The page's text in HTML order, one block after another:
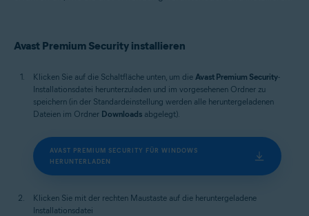
Apple macOS 12.x (Monterey)
Apple macOS 10.15.x (Catalina)
Apple macOS 10.14.x (Mojave)
Apple macOS 10.13.x (High Sierra)
Avast Premium Security installieren
Klicken Sie auf die Schaltfläche unten, um die Avast Premium Security-
Installationsdatei herunterzuladen und im vorgesehenen Ordner zu
speichern (in der Standardeinstellung werden alle heruntergeladenen
Dateien im Ordner Downloads abgelegt).
AVAST PREMIUM SECURITY FÜR WINDOWS
HERUNTERLADEN
Klicken Sie mit der rechten Maustaste auf die heruntergeladene
Installationsdatei